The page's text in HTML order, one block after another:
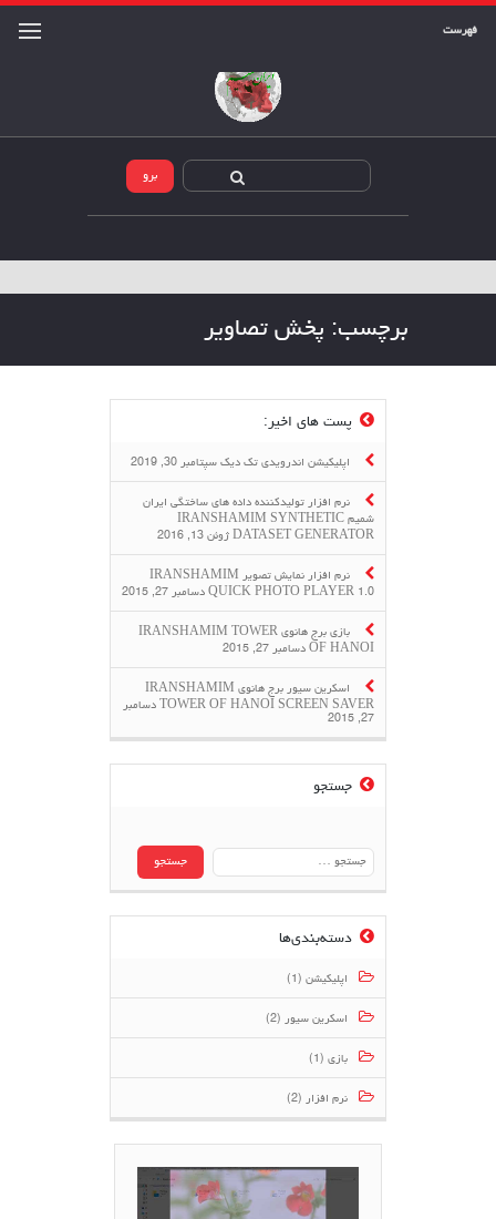
فهرست
برچسب: پخش تصاویر
پست های اخیر:
اپلیکیشن اندرویدی تک دیک سپتامبر 30, 2019
نرم افزار تولیدکننده داده های ساختگی ایران
شمیم IRANSHAMIM SYNTHETIC
DATASET GENERATOR ژوئن 13, 2016
نرم افزار نمایش تصویر IRANSHAMIM
QUICK PHOTO PLAYER 1.0 دسامبر 27, 2015
بازی برج هانوی IRANSHAMIM TOWER
OF HANOI دسامبر 27, 2015
اسکرین سیور برج هانوی IRANSHAMIM
TOWER OF HANOI SCREEN SAVER دسامبر
27, 2015
جستجو
دسته‌بندی‌ها
اپلیکیشن (1)
اسکرین سیور (2)
بازی (1)
نرم افزار (2)